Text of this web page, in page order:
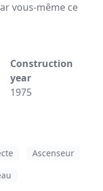
vous-même ce
Construction
year
1975
Ascenseur